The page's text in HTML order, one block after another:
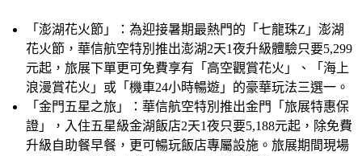
「澎湖花火節」：為迎接暑期最熱門的「七龍珠Z」澎湖
花火節，華信航空特別推出澎湖2天1夜升級體驗只要5,299
元起，旅展下單更可免費享有「高空觀賞花火」、「海上
浪漫賞花火」或「機車24小時暢遊」的豪華玩法三選一。
「金門五星之旅」：華信航空特別推出金門「旅展特惠保
證」，入住五星級金湖飯店2天1夜只要5,188元起，除免費
升級自助餐早餐，更可暢玩飯店專屬設施。旅展期間現場